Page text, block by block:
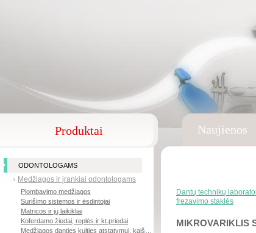
Produktai
ODONTOLOGAMS
Medžiagos ir įrankiai odontologams
Plombavimo medžiagos
Surišimo sistemos ir ėsdintojai
Matricos ir jų laikikliai
Koferdamo žiedai, replės ir kt.priedai
Naujienos
Dantų technikų
frezavimo staklės
MIKROVARIKLIS